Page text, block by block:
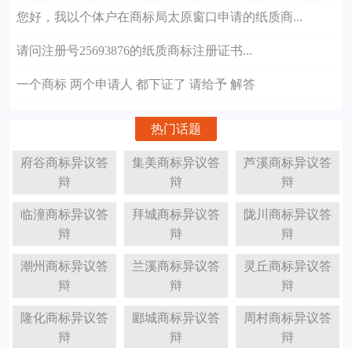
您好，我以个体户在商标局太原窗口申请的纸质商...
请问注册号25693876的纸质商标注册证书...
一个商标 两个申请人 都下证了 请给予 解答
热门话题
府谷商标异议答
辩
集美商标异议答
辩
芦溪商标异议答
辩
临潼商标异议答
辩
拜城商标异议答
辩
陇川商标异议答
辩
潮州商标异议答
辩
兰溪商标异议答
辩
灵丘商标异议答
辩
隆化商标异议答
辩
郾城商标异议答
辩
周村商标异议答
辩